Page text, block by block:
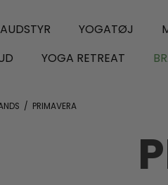
YOGATØJ
YOGA RETREAT
/ PRIMAVERA